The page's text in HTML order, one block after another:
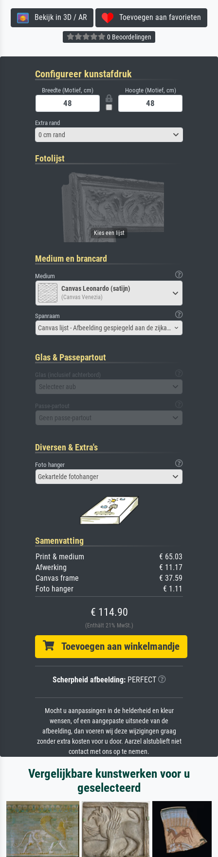
Bekijk in 3D / AR Toevoegen aan favorieten
0 Beoordelingen
Configureer kunstafdruk
Breedte (Motief, cm) Hoogte (Motief, cm)
Extra rand
0 cm rand
Fotolijst
Medium en brancard
Medium
Canvas Leonardo (satijn)
(Canvas Venezia)
Spanraam
Canvas lijst - Afbeelding gespiegeld aan de zijkant
Glas & Passepartout
Glas (inclusief achterbord)
Selecteer aub
Passe-partout
Geen passe-partout
Diversen & Extra's
Foto hanger
Gekartelde fotohanger
Samenvatting
Print & medium
€ 65.03
Afwerking
€ 11.17
Canvas frame
€ 37.59
Foto hanger
€ 1.11
€ 114.90
(Enthält 21% MwSt.)
Toevoegen aan winkelmandje
Scherpheid afbeelding:PERFECT
Mocht u aanpassingen in de helderheid en kleur
wensen, of een aangepaste uitsnede van de
afbeelding, dan voeren wij deze wijzigingen graag
zonder extra kosten voor u door. Aarzel alstublieft niet
contact met ons op te nemen.
Vergelijkbare kunstwerken voor u
geselecteerd